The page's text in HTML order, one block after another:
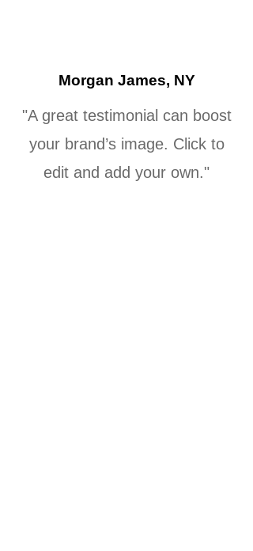
Morgan James, NY
"A great testimonial can boost
your brand’s image. Click to
edit and add your own."